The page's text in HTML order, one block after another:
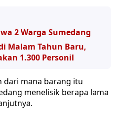
2 Warga Sumedang
Malam Tahun Baru,
1.300 Personil
dari mana barang itu
menelisik berapa lama